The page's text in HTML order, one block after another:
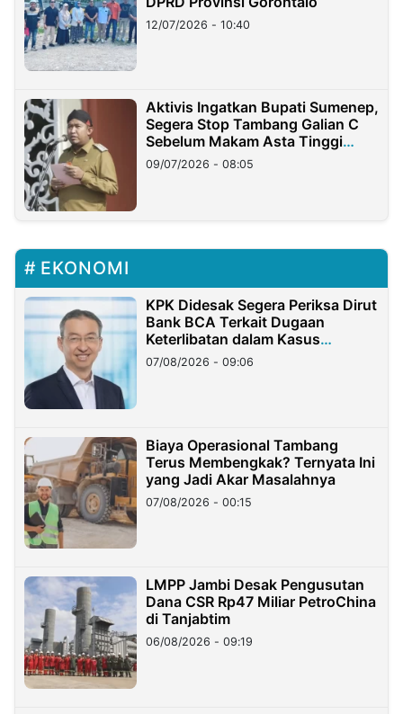
12/07/2026 - 10:40
Aktivis Ingatkan Bupati Sumenep,
Segera Stop Tambang Galian C
Sebelum Makam Asta Tinggi
Longsor
09/07/2026 - 08:05
EKONOMI
KPK Didesak Segera Periksa Dirut
Bank BCA Terkait Dugaan
Keterlibatan dalam Kasus
Hilangnya Dana Nasabah Rp2,58
Miliar
07/08/2026 - 09:06
Biaya Operasional Tambang
Terus Membengkak? Ternyata Ini
yang Jadi Akar Masalahnya
07/08/2026 - 00:15
LMPP Jambi Desak Pengusutan
Dana CSR Rp47 Miliar PetroChina
di Tanjabtim
06/08/2026 - 09:19